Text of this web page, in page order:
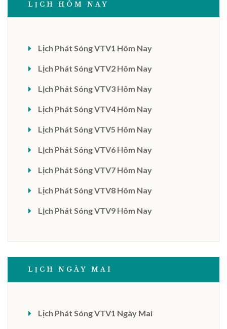
LỊCH HÔM NAY
Lịch Phát Sóng VTV1 Hôm Nay
Lịch Phát Sóng VTV2 Hôm Nay
Lịch Phát Sóng VTV3 Hôm Nay
Lịch Phát Sóng VTV4 Hôm Nay
Lịch Phát Sóng VTV5 Hôm Nay
Lịch Phát Sóng VTV6 Hôm Nay
Lịch Phát Sóng VTV7 Hôm Nay
Lịch Phát Sóng VTV8 Hôm Nay
Lịch Phát Sóng VTV9 Hôm Nay
LỊCH NGÀY MAI
Lịch Phát Sóng VTV1 Ngày Mai